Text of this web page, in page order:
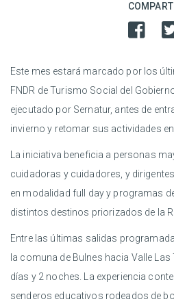
Este mes estará marcado por los
FNDR de Turismo Social del
ejecutado por Sernatur, antes de
invierno y retomar sus actividades
La iniciativa beneficia a personas
cuidadoras y cuidadores, y
en modalidad full day y programas
distintos destinos priorizados de la
Entre las últimas salidas
la comuna de Bulnes hacia Valle
días y 2 noches. La experiencia
senderos educativos rodeados de